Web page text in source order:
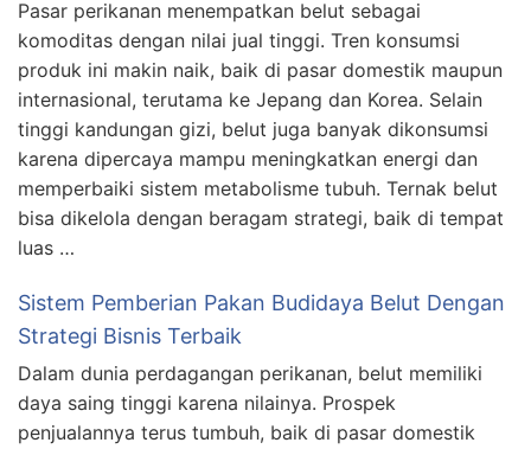
Pasar perikanan menempatkan belut sebagai
komoditas dengan nilai jual tinggi. Tren konsumsi
produk ini makin naik, baik di pasar domestik maupun
internasional, terutama ke Jepang dan Korea. Selain
tinggi kandungan gizi, belut juga banyak dikonsumsi
karena dipercaya mampu meningkatkan energi dan
memperbaiki sistem metabolisme tubuh. Ternak belut
bisa dikelola dengan beragam strategi, baik di tempat
luas …
Sistem Pemberian Pakan Budidaya Belut Dengan
Strategi Bisnis Terbaik
Dalam dunia perdagangan perikanan, belut memiliki
daya saing tinggi karena nilainya. Prospek
penjualannya terus tumbuh, baik di pasar domestik